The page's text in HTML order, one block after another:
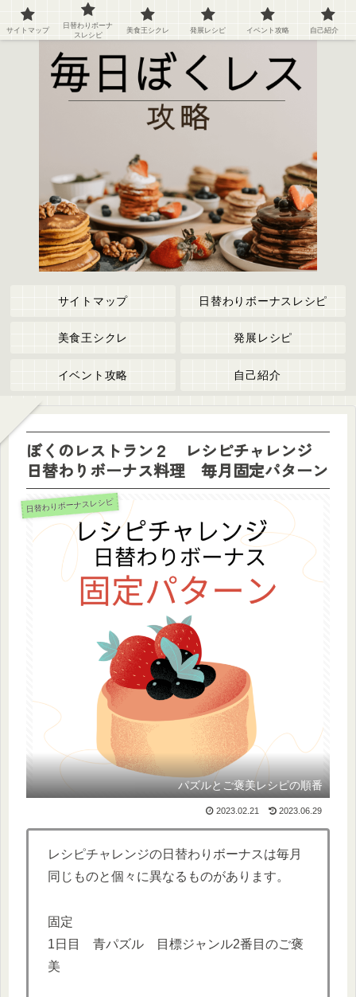
ぼくのレストラン２の攻略情報や記録など
サイトマップ 日替わりボーナスレシピ
美食王シクレ 発展レシピ
イベント攻略 自己紹介
ぼくのレストラン２ レシピチャレンジ
日替わりボーナス料理 毎月固定パターン
日替わりボーナスレシピ
パズルとご褒美レシピの順番
2023.02.21 2023.06.29
レシピチャレンジの日替わりボーナスは毎月
同じものと個々に異なるものがあります。
固定
1日目 青パズル 目標ジャンル2番目のご褒
美
サイトマップ
日替わりボーナ
スレシピ
美食王シクレ 発展レシピ イベント攻略 自己紹介